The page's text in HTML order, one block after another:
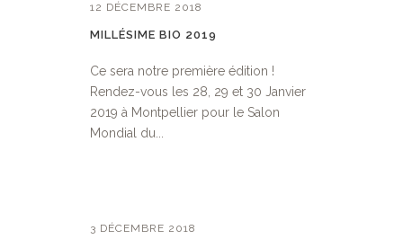
12 DÉCEMBRE 2018
MILLÉSIME BIO 2019
Ce sera notre première édition !
Rendez-vous les 28, 29 et 30 Janvier
2019 à Montpellier pour le Salon
Mondial du...
3 DÉCEMBRE 2018